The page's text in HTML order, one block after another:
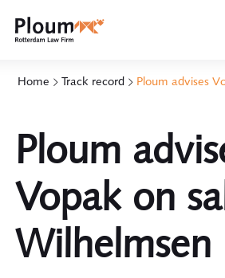
Home Track record
Ploum
Vopak on
Wilhelmsen